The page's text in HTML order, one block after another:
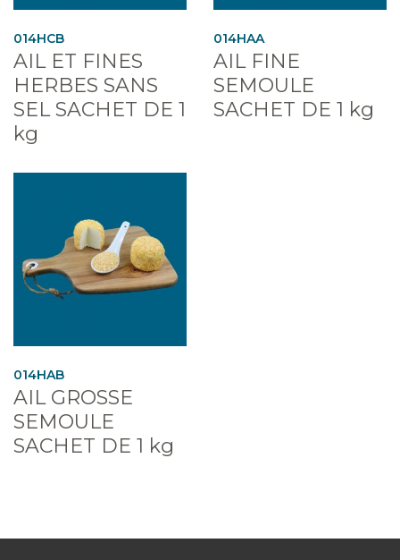
014HCB
AIL ET FINES
HERBES SANS
SEL SACHET DE 1
kg
014HAA
AIL FINE
SEMOULE
SACHET DE 1 kg
014HAB
AIL GROSSE
SEMOULE
SACHET DE 1 kg